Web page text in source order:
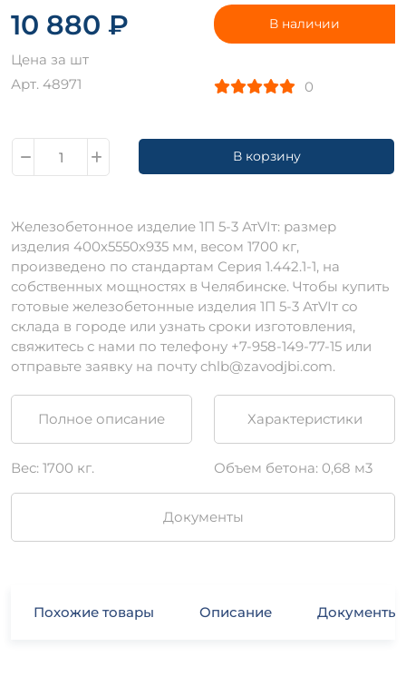
10 880 ₽
Цена за шт
Арт. 48971
В наличии
0
В корзину
Железобетонное изделие 1П 5-3 АтVIт: размер
изделия 400х5550х935 мм, весом 1700 кг,
произведено по стандартам Серия 1.442.1-1, на
собственных мощностях в Челябинске. Чтобы купить
готовые железобетонные изделия 1П 5-3 АтVIт со
склада в городе или узнать сроки изготовления,
свяжитесь с нами по телефону +7-958-149-77-15 или
отправьте заявку на почту chlb@zavodjbi.com.
Полное описание Характеристики
Вес: 1700 кг. Объем бетона: 0,68 м3
Документы
Похожие товары Описание Документы